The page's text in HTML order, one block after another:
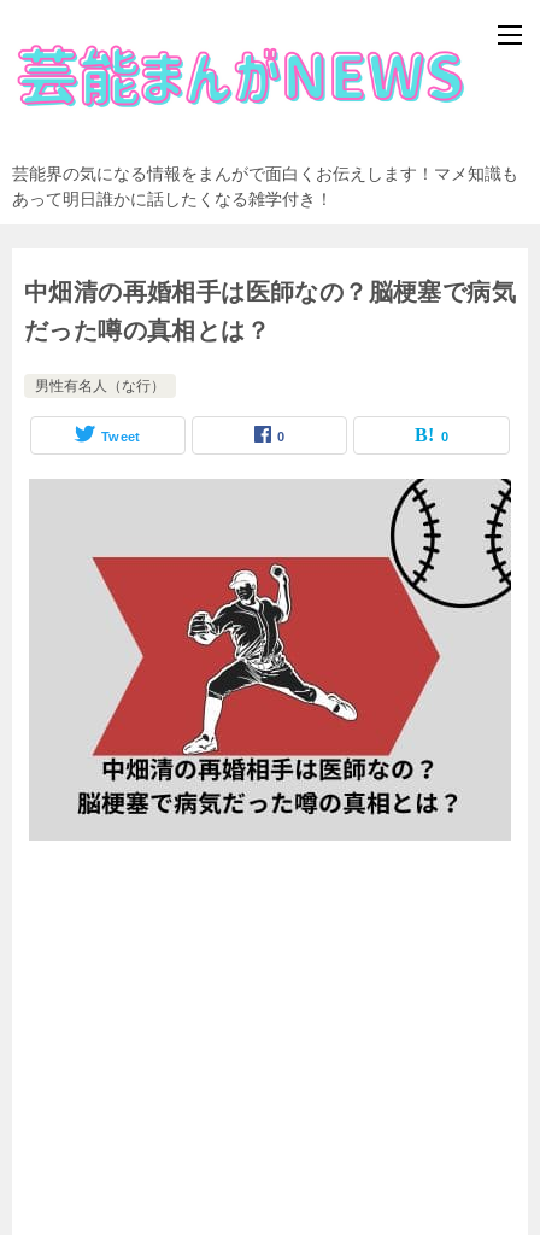
芸能界の気になる情報をまんがで面白くお伝えします！マメ知識も
あって明日誰かに話したくなる雑学付き！
中畑清の再婚相手は医師なの？脳梗塞で病気
だった噂の真相とは？
男性有名人（な行）
Tweet 0 0